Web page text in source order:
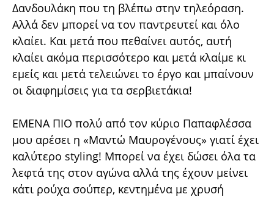
Δανδουλάκη που τη βλέπω στην τηλεόραση.
Αλλά δεν μπορεί να τον παντρευτεί και όλο
κλαίει. Και μετά που πεθαίνει αυτός, αυτή
κλαίει ακόμα περισσότερο και μετά κλαίμε κι
εμείς και μετά τελειώνει το έργο και μπαίνουν
οι διαφημίσεις για τα σερβιετάκια!
ΕΜΕΝΑ ΠΙΟ πολύ από τον κύριο Παπαφλέσσα
μου αρέσει η «Μαντώ Μαυρογένους» γιατί έχει
καλύτερο styling! Μπορεί να έχει δώσει όλα τα
λεφτά της στον αγώνα αλλά της έχουν μείνει
κάτι ρούχα σούπερ, κεντημένα με χρυσή